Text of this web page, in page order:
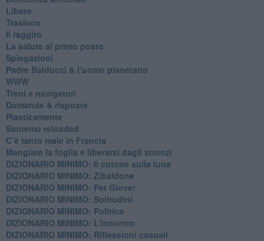
Libero
Trasloco
Il raggiro
​La salute al primo posto
Spiegazioni
Padre Balducci & l’uomo planetario
WWW
​Treni e navigatori
​Domande & risposte
​Plasticamente
Sanremo reloaded
C’è tanto male in Francia
​Mangiare la foglia e liberarsi dagli stronzi
DIZIONARIO MINIMO: Il cotone sulla luna
DIZIONARIO MINIMO: Zibaldone
DIZIONARIO MINIMO: Per Giove!
DIZIONARIO MINIMO: Solitudini
DIZIONARIO MINIMO: Politica
DIZIONARIO MINIMO: L'incontro
DIZIONARIO MINIMO: Riflessioni casuali